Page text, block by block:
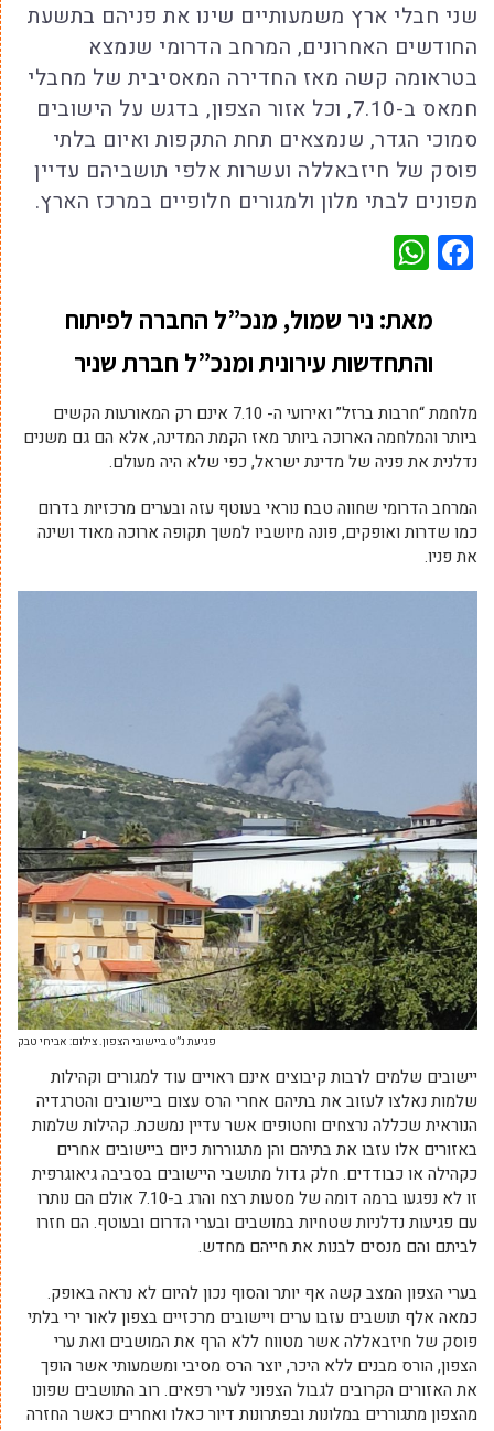
שני חבלי ארץ משמעותיים שינו את פניהם בתשעת
החודשים האחרונים, המרחב הדרומי שנמצא
בטראומה קשה מאז החדירה המאסיבית של מחבלי
חמאס ב-7.10, וכל אזור הצפון, בדגש על הישובים
סמוכי הגדר, שנמצאים תחת התקפות ואיום בלתי
פוסק של חיזבאללה ועשרות אלפי תושביהם עדיין
מפונים לבתי מלון ולמגורים חלופיים במרכז הארץ.
Facebook
מאת: ניר שמול, מנכ”ל החברה לפיתוח
והתחדשות עירונית ומנכ”ל חברת שניר
מלחמת “חרבות ברזל” ואירועי ה- 7.10 אינם רק המאורעות הקשים
ביותר והמלחמה הארוכה ביותר מאז הקמת המדינה, אלא הם גם משנים
נדלנית את פניה של מדינת ישראל, כפי שלא היה מעולם.
המרחב הדרומי שחווה טבח נוראי בעוטף עזה ובערים מרכזיות בדרום
כמו שדרות ואופקים, פונה מיושביו למשך תקופה ארוכה מאוד ושינה
את פניו.
פגיעת נ”ט ביישובי הצפון. צילום: אביחי טבק
יישובים שלמים לרבות קיבוצים אינם ראויים עוד למגורים וקהילות
שלמות נאלצו לעזוב את בתיהם אחרי הרס עצום ביישובים והטרגדיה
הנוראית שכללה נרצחים וחטופים אשר עדיין נמשכת. קהילות שלמות
באזורים אלו עזבו את בתיהם והן מתגוררות כיום ביישובים אחרים
כקהילה או כבודדים. חלק גדול מתושבי היישובים בסביבה גיאוגרפית
זו לא נפגעו ברמה דומה של מסעות רצח והרג ב-7.10 אולם הם נותרו
עם פגיעות נדלניות שטחיות במושבים ובערי הדרום ובעוטף. הם חזרו
לביתם והם מנסים לבנות את חייהם מחדש.
בערי הצפון המצב קשה אף יותר והסוף נכון להיום לא נראה באופק.
כמאה אלף תושבים עזבו ערים ויישובים מרכזיים בצפון לאור ירי בלתי
פוסק של חיזבאללה אשר מטווח ללא הרף את המושבים ואת ערי
הצפון, הורס מבנים ללא היכר, יוצר הרס מסיבי ומשמעותי אשר הופך
את האזורים הקרובים לגבול הצפוני לערי רפאים. רוב התושבים שפונו
מהצפון מתגוררים במלונות ובפתרונות דיור כאלו ואחרים כאשר החזרה